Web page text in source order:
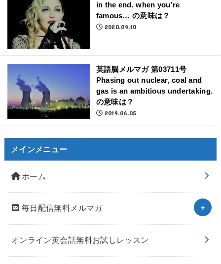
in the end, when you’re
famous… の意味は？
2020.09.10
英語脳メルマガ 第03711号
Phasing out nuclear, coal and
gas is an ambitious undertaking.
の意味は？
2019.06.05
メインメニュー
ホーム
毎日配信無料メルマガ
オンライン英会話無料お試しレッスン